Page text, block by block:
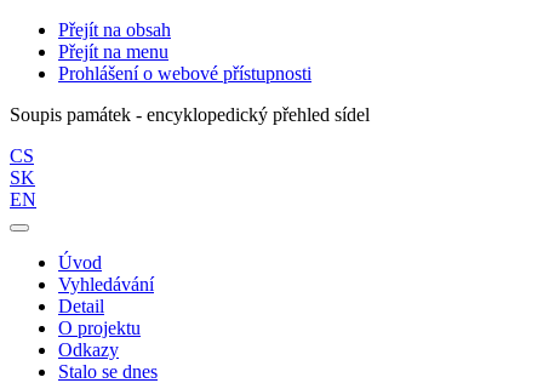
Přejít na obsah
Přejít na menu
Prohlášení o webové přístupnosti
Soupis památek - encyklopedický přehled sídel
CS
SK
EN
Úvod
Vyhledávání
Detail
O projektu
Odkazy
Stalo se dnes